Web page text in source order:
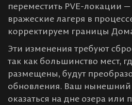
переместить PVE-локации
вражеские лагеря в
корректируем границы
Эти изменения требуют
так как большинство мест,
размещены, будут
обновления. Ваш
оказаться на дне озера или